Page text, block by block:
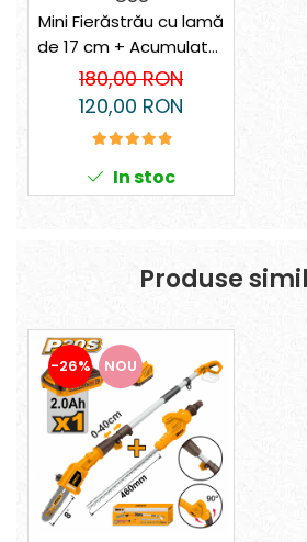
Mini Fierăstrău cu lamă
de 17 cm + Acumulator
+ Trusă Depozitare +
Cadou
180,00 RON
120,00 RON
In stoc
Produse
-26% NOU